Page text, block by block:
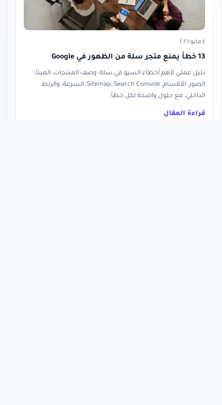
٤ مايو ٢٠٢٦
13 خطأ يمنع متجر سلة من الظهور في Google
دليل عملي لأهم أخطاء السيو في سلة: وصف المنتجات، الميتا،
الصور، الأقسام، Sitemap، Search Console، السرعة، والربط
الداخلي، مع حلول واضحة لكل خطأ.
قراءة المقال